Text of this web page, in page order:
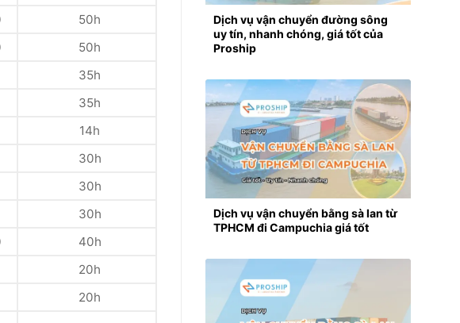
50h
50h
35h
35h
14h
30h
30h
30h
40h
20h
20h
Dịch vụ vận chuyển đường sông
uy tín, nhanh chóng, giá tốt của
Proship
Dịch vụ vận chuyển bằng sà lan từ
TPHCM đi Campuchia giá tốt